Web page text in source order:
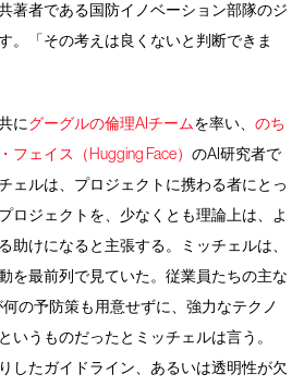
著者である国防イノベーション部隊のジ
。「その考えは良くないと判断できま
にグーグルの倫理AIチームを率い、のち
フェイス（Hugging Face）のAI研究者で
ェルは、プロジェクトに携わる者にとっ
ロジェクトを、少なくとも理論上は、よ
助けになると主張する。ミッチェルは、
を最前列で見ていた。従業員たちの主な
の予防策も用意せずに、強力なテクノ
いうものだったとミッチェルは言う。
したガイドライン、あるいは透明性が欠